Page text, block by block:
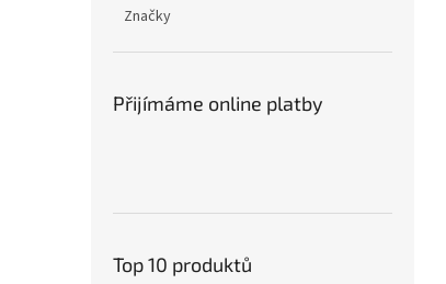
Značky
Přijímáme online platby
Top 10 produktů